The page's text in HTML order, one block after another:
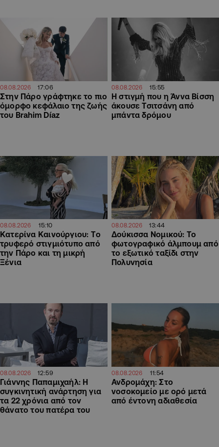
08.08.2026 17:06
Στην Πάρο γράφτηκε το πιο
όμορφο κεφάλαιο της ζωής
του Brahim Díaz
08.08.2026 15:55
H στιγμή που η Άννα Βίσση
άκουσε Τσιτσάνη από
μπάντα δρόμου
08.08.2026 15:10
Κατερίνα Καινούργιου: Tο
τρυφερό στιγμιότυπο από
την Πάρο και τη μικρή
Ξένια
08.08.2026 13:44
Δούκισσα Νομικού: Το
φωτογραφικό άλμπουμ από
το εξωτικό ταξίδι στην
Πολυνησία
08.08.2026 12:59
Γιάννης Παπαμιχαήλ: Η
συγκινητική ανάρτηση για
τα 22 χρόνια από τον
θάνατο του πατέρα του
08.08.2026 11:54
Ανδρομάχη: Στο
νοσοκομείο με ορό μετά
από έντονη αδιαθεσία